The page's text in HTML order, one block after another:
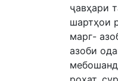
ҷавҳари
шартҳои
марг-
азоби